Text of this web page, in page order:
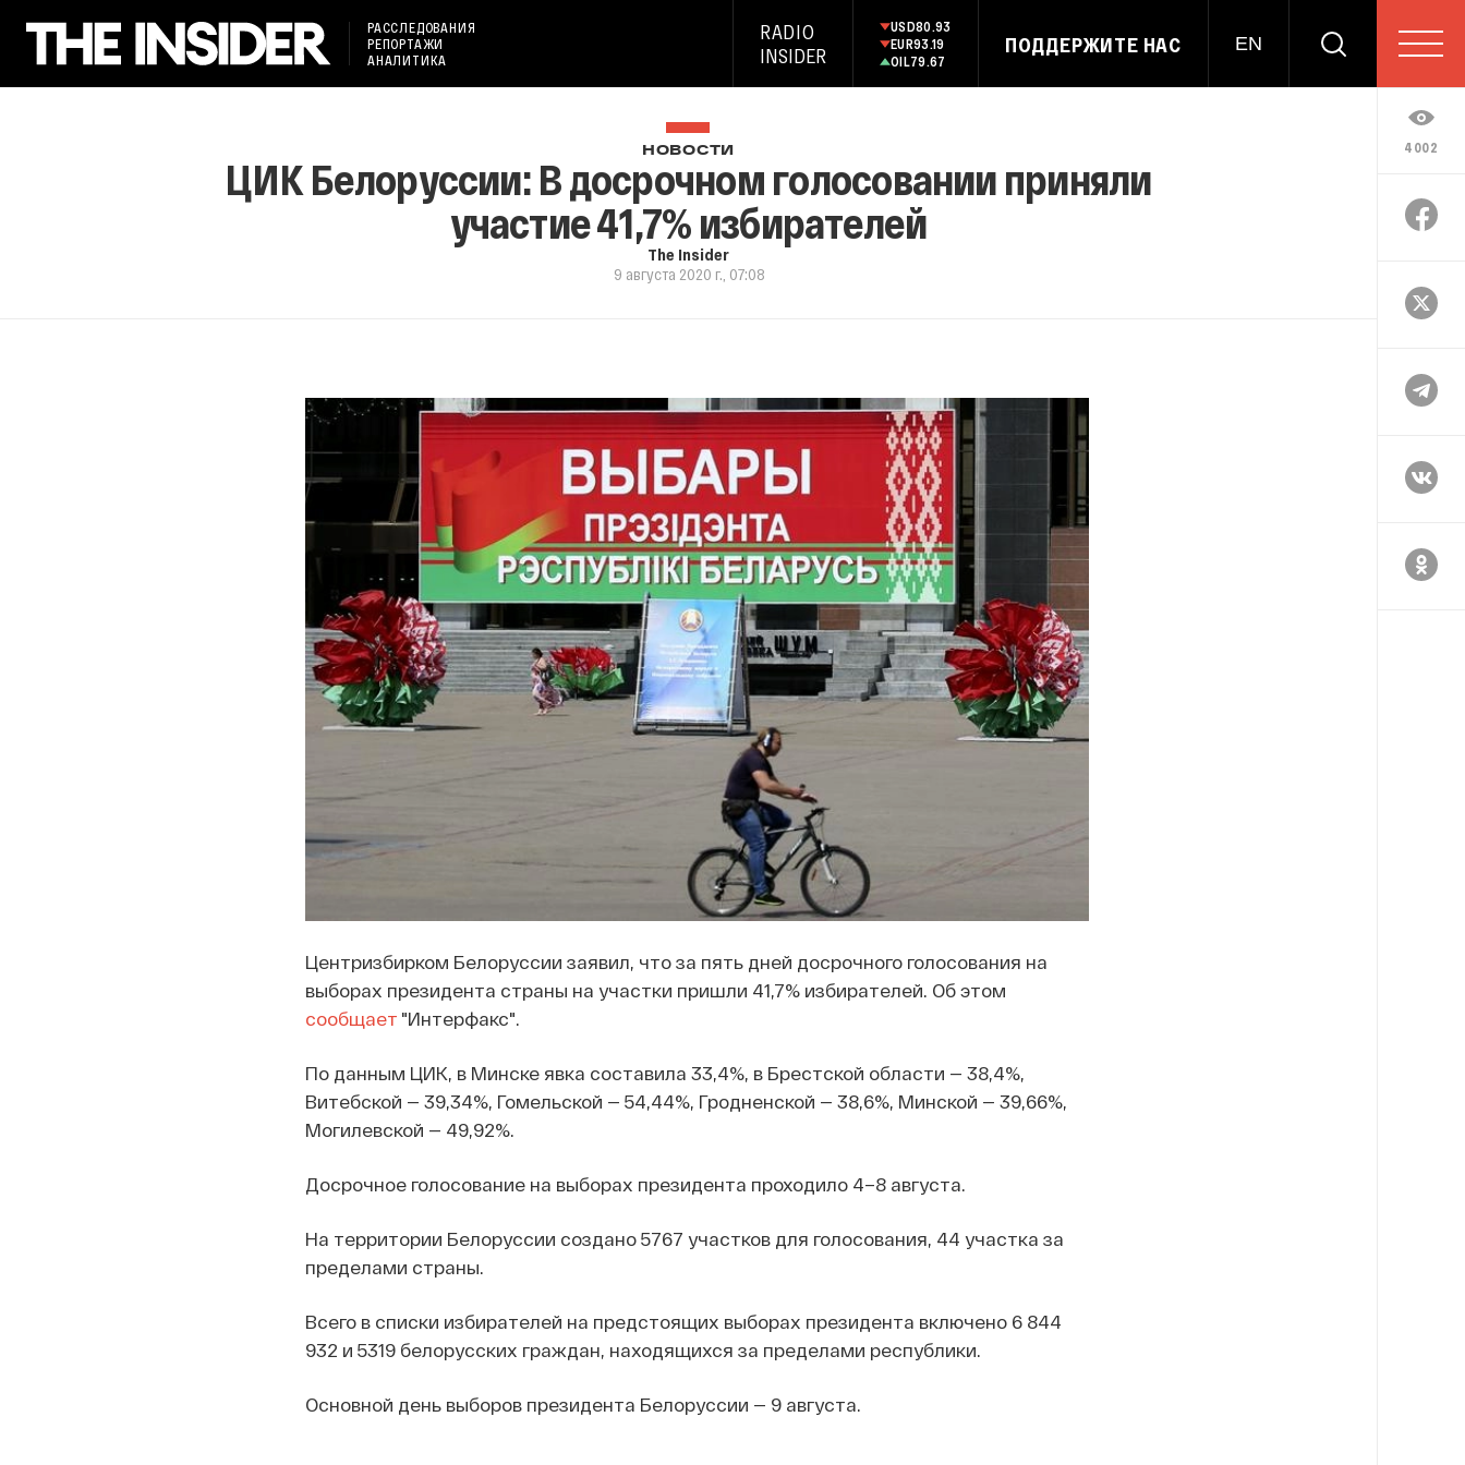
РАССЛЕДОВАНИЯ
РЕПОРТАЖИ
АНАЛИТИКА
RADIO
INSIDER
USD80.93
EUR93.19
OIL79.67
ПОДДЕРЖИТЕ НАС EN
4002
НОВОСТИ
ЦИК Белоруссии: В досрочном голосовании приняли
участие 41,7% избирателей
The Insider
9 августа 2020 г., 07:08
Центризбирком Белоруссии заявил, что за пять дней досрочного голосования на
выборах президента страны на участки пришли 41,7% избирателей. Об этом
сообщает "Интерфакс".
По данным ЦИК, в Минске явка составила 33,4%, в Брестской области — 38,4%,
Витебской — 39,34%, Гомельской — 54,44%, Гродненской — 38,6%, Минской — 39,66%,
Могилевской — 49,92%.
Досрочное голосование на выборах президента проходило 4–8 августа.
На территории Белоруссии создано 5767 участков для голосования, 44 участка за
пределами страны.
Всего в списки избирателей на предстоящих выборах президента включено 6 844
932 и 5319 белорусских граждан, находящихся за пределами республики.
Основной день выборов президента Белоруссии — 9 августа.